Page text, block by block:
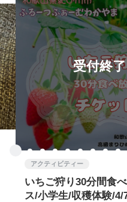
受付終了
アクティビティー
いちご狩り30分間食
ス/小学生/収穫体験/4/